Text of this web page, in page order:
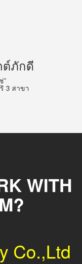
ภักดี
”
3 สาขา
WITH
Co.,Ltd